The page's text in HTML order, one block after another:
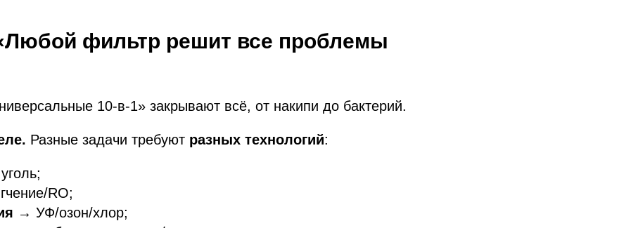
фильтр решит все проблемы
10-в-1» закрывают всё, от накипи до бактерий.
Разные задачи требуют разных технологий:
RO;
→ УФ/озон/хлор;